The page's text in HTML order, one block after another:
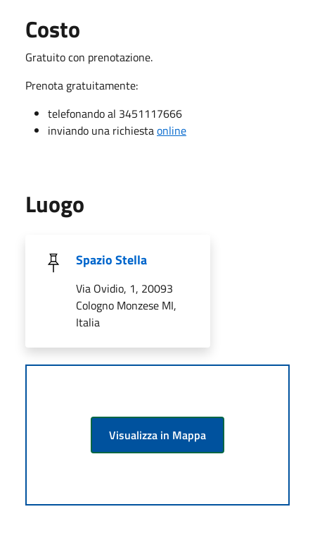
Costo
Gratuito con prenotazione.
Prenota gratuitamente:
telefonando al 3451117666
inviando una richiestaonline
Luogo
Spazio Stella
Via Ovidio, 1, 20093
Cologno Monzese MI,
Italia
Visualizza in Mappa